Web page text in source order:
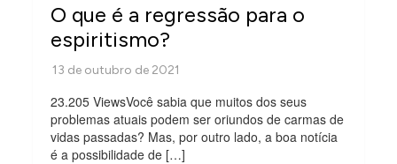
O que é a regressão para o
espiritismo?
23.205 ViewsVocê sabia que muitos dos seus
problemas atuais podem ser oriundos de carmas de
vidas passadas? Mas, por outro lado, a boa notícia
é a possibilidade de […]